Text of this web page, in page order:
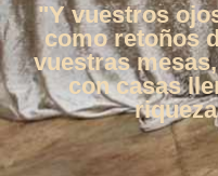
"Y vuestros
como retoños
vuestras
con casas